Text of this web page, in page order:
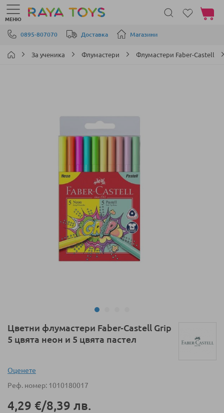
Прескачане към съдържанието
0895-807070 Доставка Магазини
МЕНЮ
Моята
За ученика Флумастери Флумастери Faber-Castell
Преминете
към
началото
галерия
снимки
Цветни флумастери Faber-Castell Grip
5 цвята неон и 5 цвята пастел
Оценeте
Реф. номер 1010180017
4,29 €/8,39 лв.